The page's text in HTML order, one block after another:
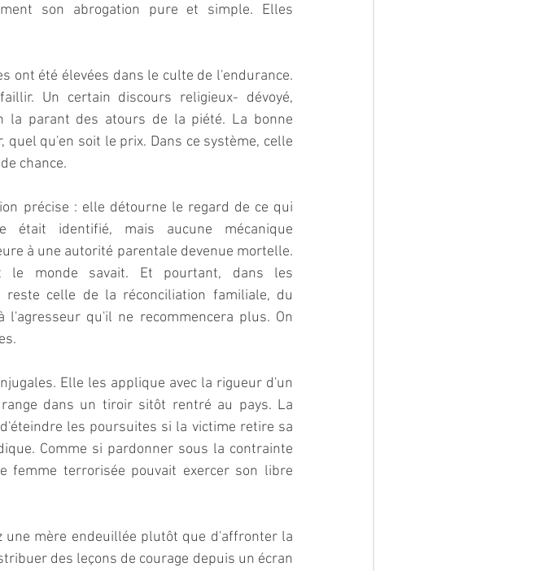
son abrogation pure et simple. Elles
ont été élevées dans le culte de l'endurance.
Un certain discours religieux- dévoyé,
la parant des atours de la piété. La bonne
qu'en soit le prix. Dans ce système, celle
chance.
précise : elle détourne le regard de ce qui
était identifié, mais aucune mécanique
à une autorité parentale devenue mortelle.
le monde savait. Et pourtant, dans les
celle de la réconciliation familiale, du
qu'il ne recommencera plus. On
Elle les applique avec la rigueur d'un
dans un tiroir sitôt rentré au pays. La
les poursuites si la victime retire sa
Comme si pardonner sous la contrainte
femme terrorisée pouvait exercer son libre
mère endeuillée plutôt que d'affronter la
des leçons de courage depuis un écran